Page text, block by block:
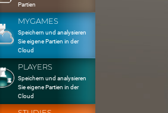
Partien
MYGAMES
Speichern und analysieren
Sie eigene Partien in der
Cloud
PLAYERS
Speichern und analysieren
Sie eigene Partien in der
Cloud